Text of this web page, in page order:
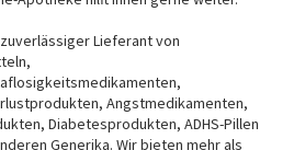
Lieferant von
Angstmedikamenten,
Diabetesprodukten, ADHS-Pillen
Generika. Wir bieten mehr als